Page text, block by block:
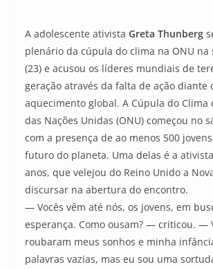
A adolescente ativista Greta Thunberg
plenário da cúpula do clima na ONU na
(23) e acusou os líderes mundiais de
geração através da falta de ação diante
aquecimento global. A Cúpula do Clima
das Nações Unidas (ONU) começou no
com a presença de ao menos 500
futuro do planeta. Uma delas é a
anos, que velejou do Reino Unido a
discursar na abertura do encontro.
— Vocês vêm até nós, os jovens, em
esperança. Como ousam? — criticou. —
roubaram meus sonhos e minha
palavras vazias, mas eu sou uma